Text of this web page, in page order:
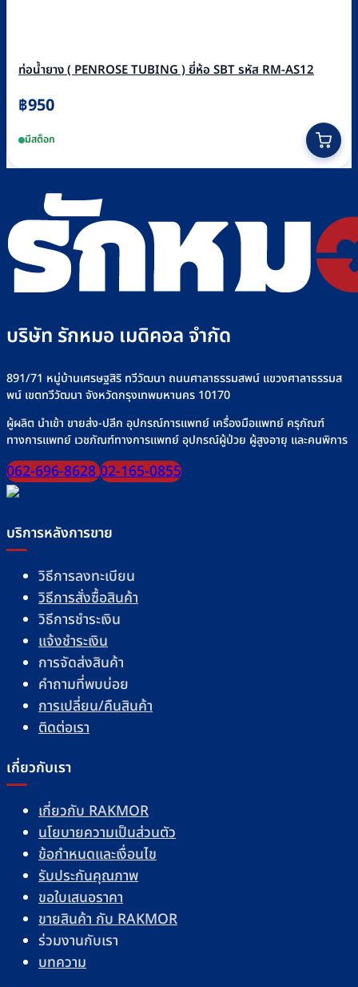
ท่อน้ำยาง ( PENROSE TUBING ) ยี่ห้อ SBT รหัส RM-AS12
฿950
มีสต็อก
product
has
multiple
variants.
The
options
may
chosen
on
product
บริษัท รักหมอ เมดิคอล จำกัด
891/71 หมู่บ้านเศรษฐสิริ ทวีวัฒนา ถนนศาลาธรรมสพน์ แขวงศาลาธรรมส
พน์ เขตทวีวัฒนา จังหวัดกรุงเทพมหานคร 10170
ผู้ผลิต นำเข้า ขายส่ง-ปลีก อุปกรณ์การแพทย์ เครื่องมือแพทย์ ครุภัณฑ์
ทางการแพทย์ เวชภัณฑ์ทางการแพทย์ อุปกรณ์ผู้ป่วย ผู้สูงอายุ และคนพิการ
062-696-862802-165-0855
บริการหลังการขาย
วิธีการลงทะเบียน
วิธีการสั่งซื้อสินค้า
วิธีการชำระเงิน
แจ้งชำระเงิน
การจัดส่งสินค้า
คำถามที่พบบ่อย
การเปลี่ยน/คืนสินค้า
ติดต่อเรา
เกี่ยวกับเรา
เกี่ยวกับ RAKMOR
นโยบายความเป็นส่วนตัว
ข้อกำหนดและเงื่อนไข
รับประกันคุณภาพ
ขอใบเสนอราคา
ขายสินค้า กับ RAKMOR
ร่วมงานกับเรา
บทความ